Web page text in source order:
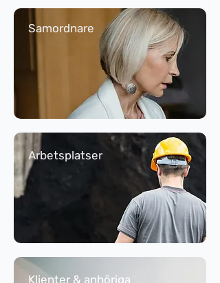
Samordnare
Arbetsplatser
Klienter & anhöriga